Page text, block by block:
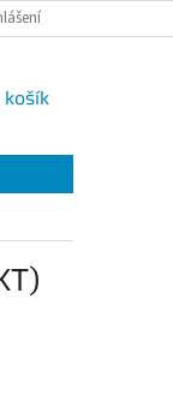
košík